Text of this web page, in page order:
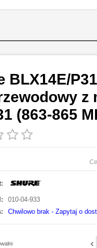
BLX14E/
z
(863-865
010-04-933
Chwilowo brak - Zapytaj o